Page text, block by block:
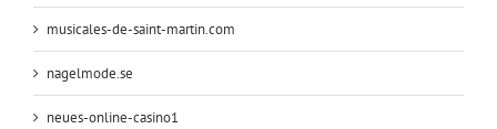
musicales-de-saint-martin.com
nagelmode.se
neues-online-casino1